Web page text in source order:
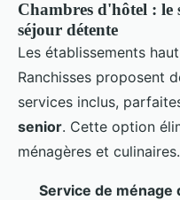
Chambres d'hôtel :
séjour détente
Les établissements
Ranchisses proposent
services inclus,
senior. Cette option
ménagères et
Service de ménage